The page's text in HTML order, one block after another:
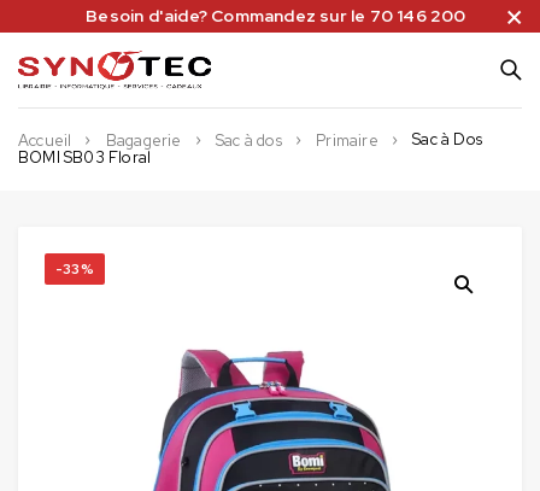
Besoin d'aide? Commandez sur le 70 146 200
Accueil Bagagerie Sac à dos Primaire
Sac à Dos
BOMI SB03 Floral
-33%